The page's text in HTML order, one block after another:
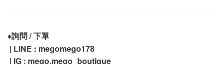
♦️詢問 / 下單
| LINE : megomego178
| IG : mego.mego_boutique